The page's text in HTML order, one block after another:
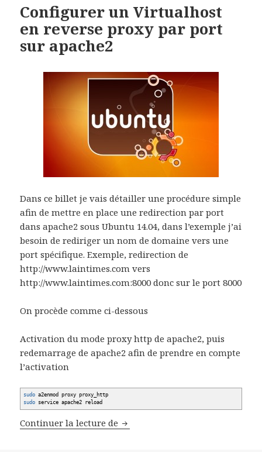
Configurer un Virtualhost
en reverse proxy par port
sur apache2
Dans ce billet je vais détailler une procédure simple
afin de mettre en place une redirection par port
dans apache2 sous Ubuntu 14.04, dans l’exemple j’ai
besoin de rediriger un nom de domaine vers une
port spécifique. Exemple, redirection de
http://www.laintimes.com vers
http://www.laintimes.com:8000 donc sur le port 8000
On procède comme ci-dessous
Activation du mode proxy http de apache2, puis
redemarrage de apache2 afin de prendre en compte
l’activation
sudo a2enmod proxy proxy_http
sudo service apache2 reload
Continuer la lecture de Configurer un Virtualhost en